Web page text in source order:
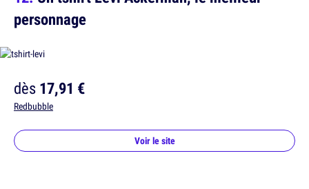
personnage
dès17,91 €
Redbubble
Voir le site